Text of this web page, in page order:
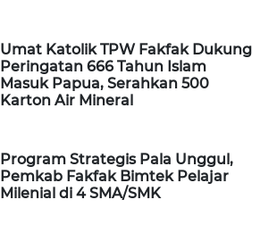
Umat Katolik TPW Fakfak Dukung
Peringatan 666 Tahun Islam
Masuk Papua, Serahkan 500
Karton Air Mineral
Program Strategis Pala Unggul,
Pemkab Fakfak Bimtek Pelajar
Milenial di 4 SMA/SMK